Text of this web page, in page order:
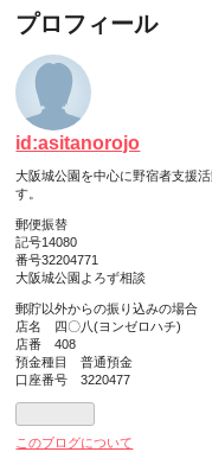
プロフィール
id:asitanorojo
大阪城公園を中心に野宿者支援
す。
郵便振替
記号14080
番号32204771
大阪城公園よろず相談
郵貯以外からの振り込みの場合
店名 四〇八(ヨンゼロハチ)
店番 408
預金種目 普通預金
口座番号 3220477
このブログについて